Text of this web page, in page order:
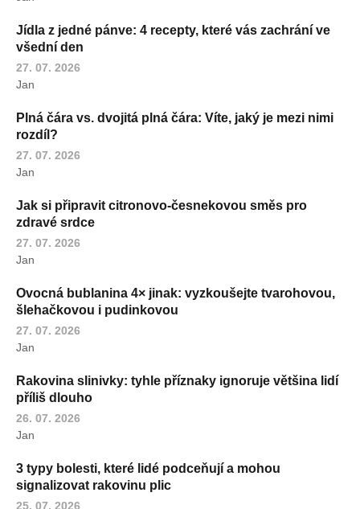
Jídla z jedné pánve: 4 recepty, které vás zachrání ve
všední den
27. 07. 2026
Jan
Plná čára vs. dvojitá plná čára: Víte, jaký je mezi nimi
rozdíl?
27. 07. 2026
Jan
Jak si připravit citronovo-česnekovou směs pro
zdravé srdce
27. 07. 2026
Jan
Ovocná bublanina 4× jinak: vyzkoušejte tvarohovou,
šlehačkovou i pudinkovou
27. 07. 2026
Jan
Rakovina slinivky: tyhle příznaky ignoruje většina lidí
příliš dlouho
26. 07. 2026
Jan
3 typy bolesti, které lidé podceňují a mohou
signalizovat rakovinu plic
25. 07. 2026